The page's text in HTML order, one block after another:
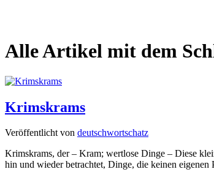
Alle Artikel mit dem
Krimskrams
Veröffentlicht von deutschwortschatz
Krimskrams, der – Kram; wertlose Dinge – Diese
hin und wieder betrachtet, Dinge, die keinen